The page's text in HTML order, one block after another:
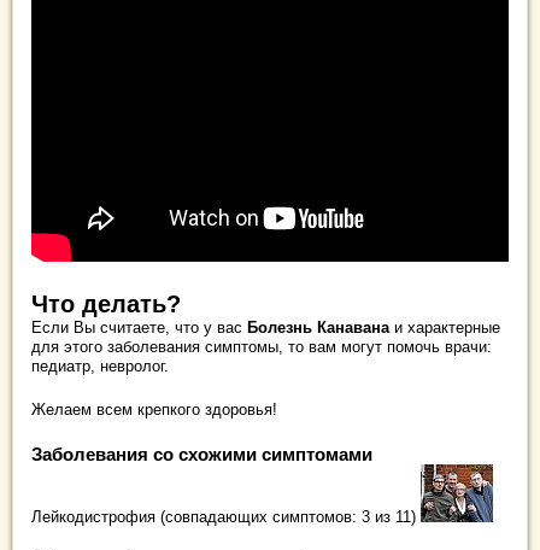
Что делать?
Если Вы считаете, что у вас Болезнь Канаванаи характерные
для этого заболевания симптомы, то вам могут помочь врачи:
педиатр, невролог.
Желаем всем крепкого здоровья!
Заболевания со схожими симптомами
Лейкодистрофия (совпадающих симптомов: 3 из 11)